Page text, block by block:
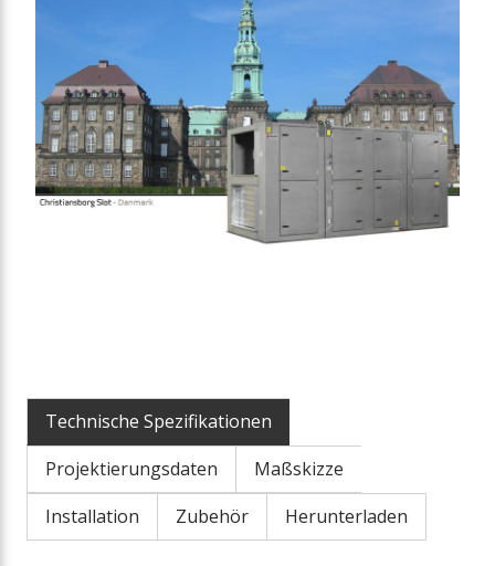
Technische Spezifikationen
Projektierungsdaten
Maßskizze
Installation
Zubehör Herunterladen